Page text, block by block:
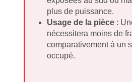
plus de puissance.
Usage de la pièce :
nécessitera moins de
comparativement à un
occupé.